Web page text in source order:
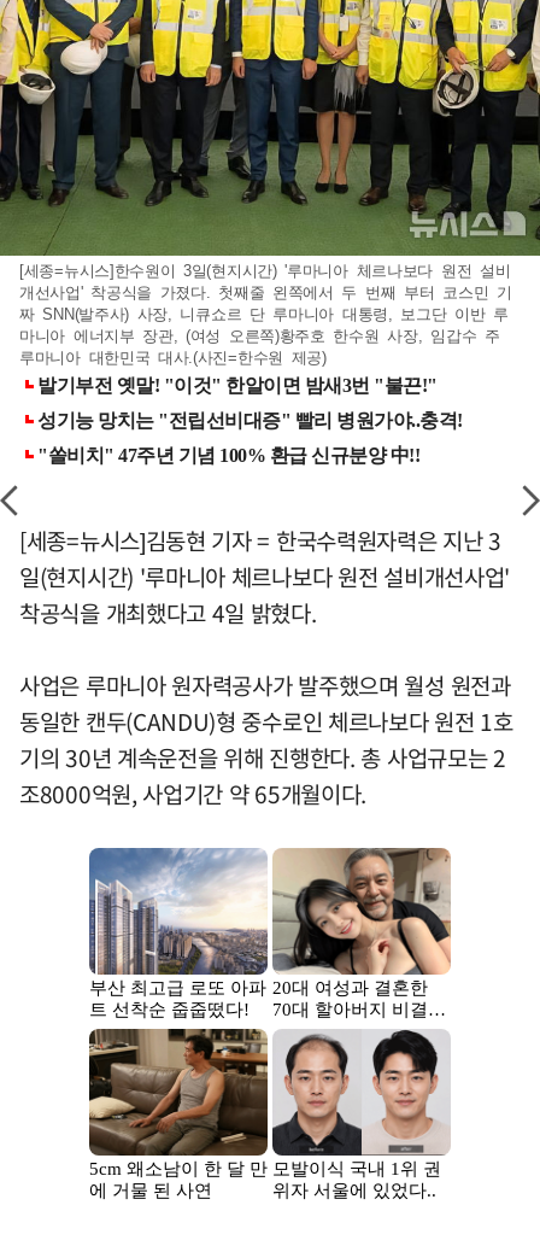
[세종=뉴시스]한수원이 3일(현지시간) '루마니아 체르나보다 원전 설비
개선사업' 착공식을 가졌다. 첫째줄 왼쪽에서 두 번째 부터 코스민 기
짜 SNN(발주사) 사장, 니큐쇼르 단 루마니아 대통령, 보그단 이반 루
마니아 에너지부 장관, (여성 오른쪽)황주호 한수원 사장, 임갑수 주
루마니아 대한민국 대사.(사진=한수원 제공)
[세종=뉴시스]김동현 기자 = 한국수력원자력은 지난 3
일(현지시간) '루마니아 체르나보다 원전 설비개선사업'
착공식을 개최했다고 4일 밝혔다.
사업은 루마니아 원자력공사가 발주했으며 월성 원전과
동일한 캔두(CANDU)형 중수로인 체르나보다 원전 1호
기의 30년 계속운전을 위해 진행한다. 총 사업규모는 2
조8000억원, 사업기간 약 65개월이다.